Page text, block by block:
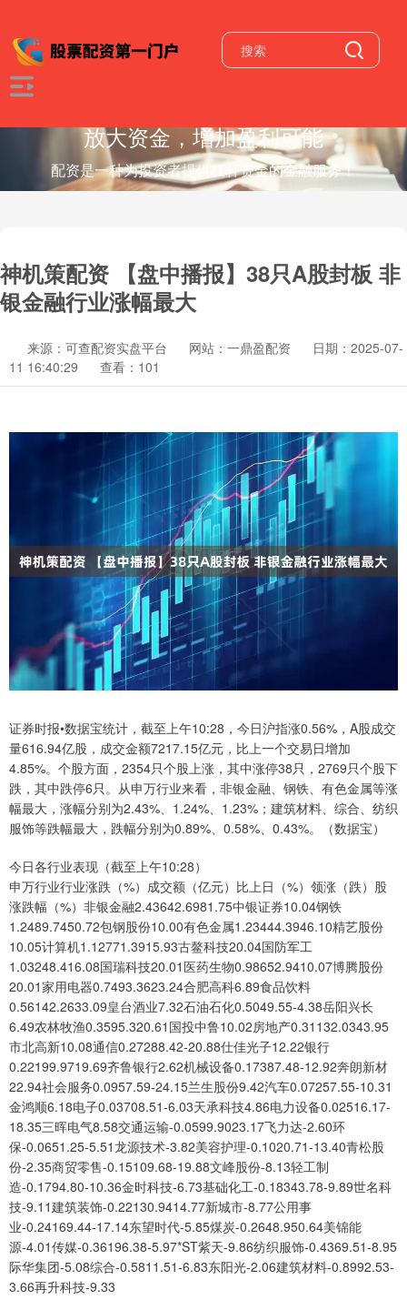
放大资金，增加盈利可能
配资是一种为投资者提供杠杆资金的金融服务！
神机策配资 【盘中播报】38只A股封板 非
银金融行业涨幅最大
来源：可查配资实盘平台 网站：一鼎盈配资
日期：2025-07-
11 16:40:29
查看：101
证券时报•数据宝统计，截至上午10:28，今日沪指涨0.56%，A股成交
量616.94亿股，成交金额7217.15亿元，比上一个交易日增加
4.85%。个股方面，2354只个股上涨，其中涨停38只，2769只个股下
跌，其中跌停6只。从申万行业来看，非银金融、钢铁、有色金属等涨
幅最大，涨幅分别为2.43%、1.24%、1.23%；建筑材料、综合、纺织
服饰等跌幅最大，跌幅分别为0.89%、0.58%、0.43%。（数据宝）
今日各行业表现（截至上午10:28）
申万行业行业涨跌（%）成交额（亿元）比上日（%）领涨（跌）股
涨跌幅（%）非银金融2.43642.6981.75中银证券10.04钢铁
1.2489.7450.72包钢股份10.00有色金属1.23444.3946.10精艺股份
10.05计算机1.12771.3915.93古鳌科技20.04国防军工
1.03248.416.08国瑞科技20.01医药生物0.98652.9410.07博腾股份
20.01家用电器0.7493.3623.24合肥高科6.89食品饮料
0.56142.2633.09皇台酒业7.32石油石化0.5049.55-4.38岳阳兴长
6.49农林牧渔0.3595.320.61国投中鲁10.02房地产0.31132.0343.95
市北高新10.08通信0.27288.42-20.88仕佳光子12.22银行
0.22199.9719.69齐鲁银行2.62机械设备0.17387.48-12.92奔朗新材
22.94社会服务0.0957.59-24.15兰生股份9.42汽车0.07257.55-10.31
金鸿顺6.18电子0.03708.51-6.03天承科技4.86电力设备0.02516.17-
18.35三晖电气8.58交通运输-0.0599.9023.17飞力达-2.60环
保-0.0651.25-5.51龙源技术-3.82美容护理-0.1020.71-13.40青松股
份-2.35商贸零售-0.15109.68-19.88文峰股份-8.13轻工制
造-0.1794.80-10.36金时科技-6.73基础化工-0.18343.78-9.89世名科
技-9.11建筑装饰-0.22130.9414.77新城市-8.77公用事
业-0.24169.44-17.14东望时代-5.85煤炭-0.2648.950.64美锦能
源-4.01传媒-0.36196.38-5.97*ST紫天-9.86纺织服饰-0.4369.51-8.95
际华集团-5.08综合-0.5811.51-6.83东阳光-2.06建筑材料-0.8992.53-
3.66再升科技-9.33